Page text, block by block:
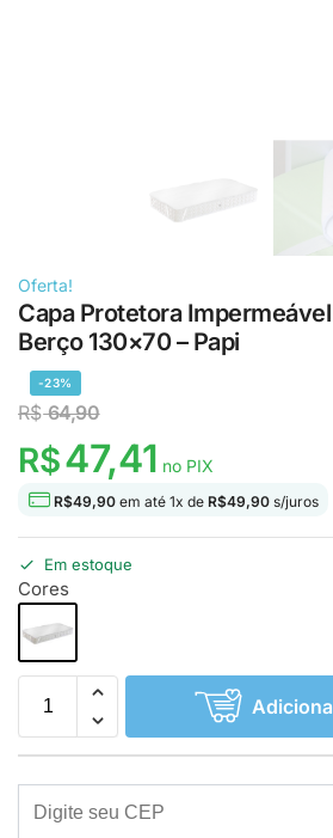
Oferta!
Capa Protetora
Berço 130×70 – Papi
-23%
R$64,90
R$47,41 no PIX
R$49,90 em até 1x de R$49,90 s/juros
Em estoque
Cores